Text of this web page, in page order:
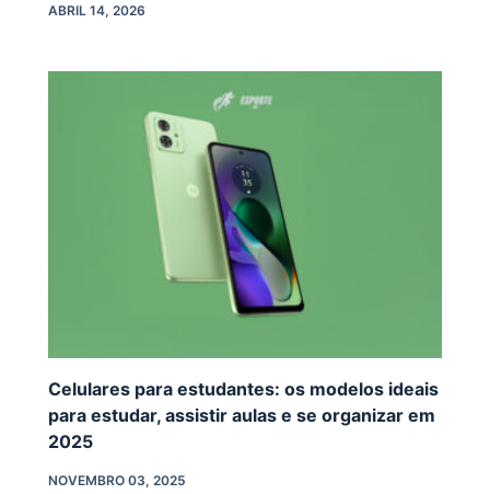
ABRIL 14, 2026
Celulares para estudantes: os modelos ideais
para estudar, assistir aulas e se organizar em
2025
NOVEMBRO 03, 2025